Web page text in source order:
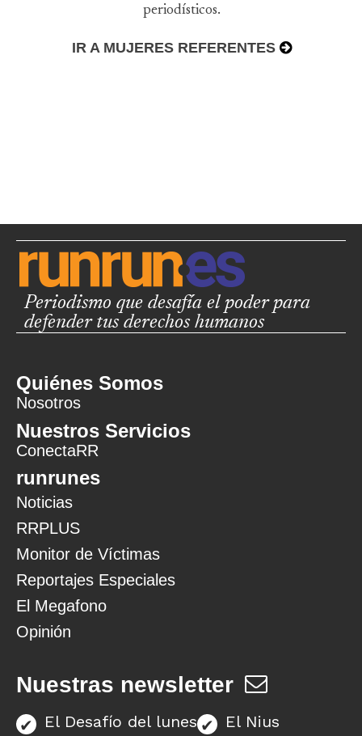
periodísticos.
IR A MUJERES REFERENTES
Periodismo que desafía el poder para
defender tus derechos humanos
Quiénes Somos
Nosotros
Nuestros Servicios
ConectaRR
runrunes
Noticias
RRPLUS
Monitor de Víctimas
Reportajes Especiales
El Megafono
Opinión
Nuestras newsletter
El Desafío del lunes El Nius